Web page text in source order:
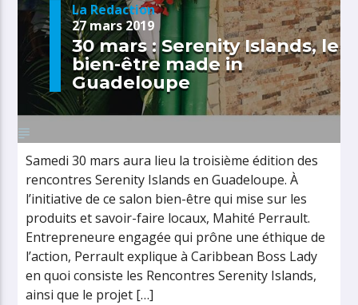
La Redaction
27 mars 2019
30 mars : Serenity Islands, le
bien-être made in
Guadeloupe
Samedi 30 mars aura lieu la troisième édition des
rencontres Serenity Islands en Guadeloupe. À
l’initiative de ce salon bien-être qui mise sur les
produits et savoir-faire locaux, Mahité Perrault.
Entrepreneure engagée qui prône une éthique de
l’action, Perrault explique à Caribbean Boss Lady
en quoi consiste les Rencontres Serenity Islands,
ainsi que le projet […]